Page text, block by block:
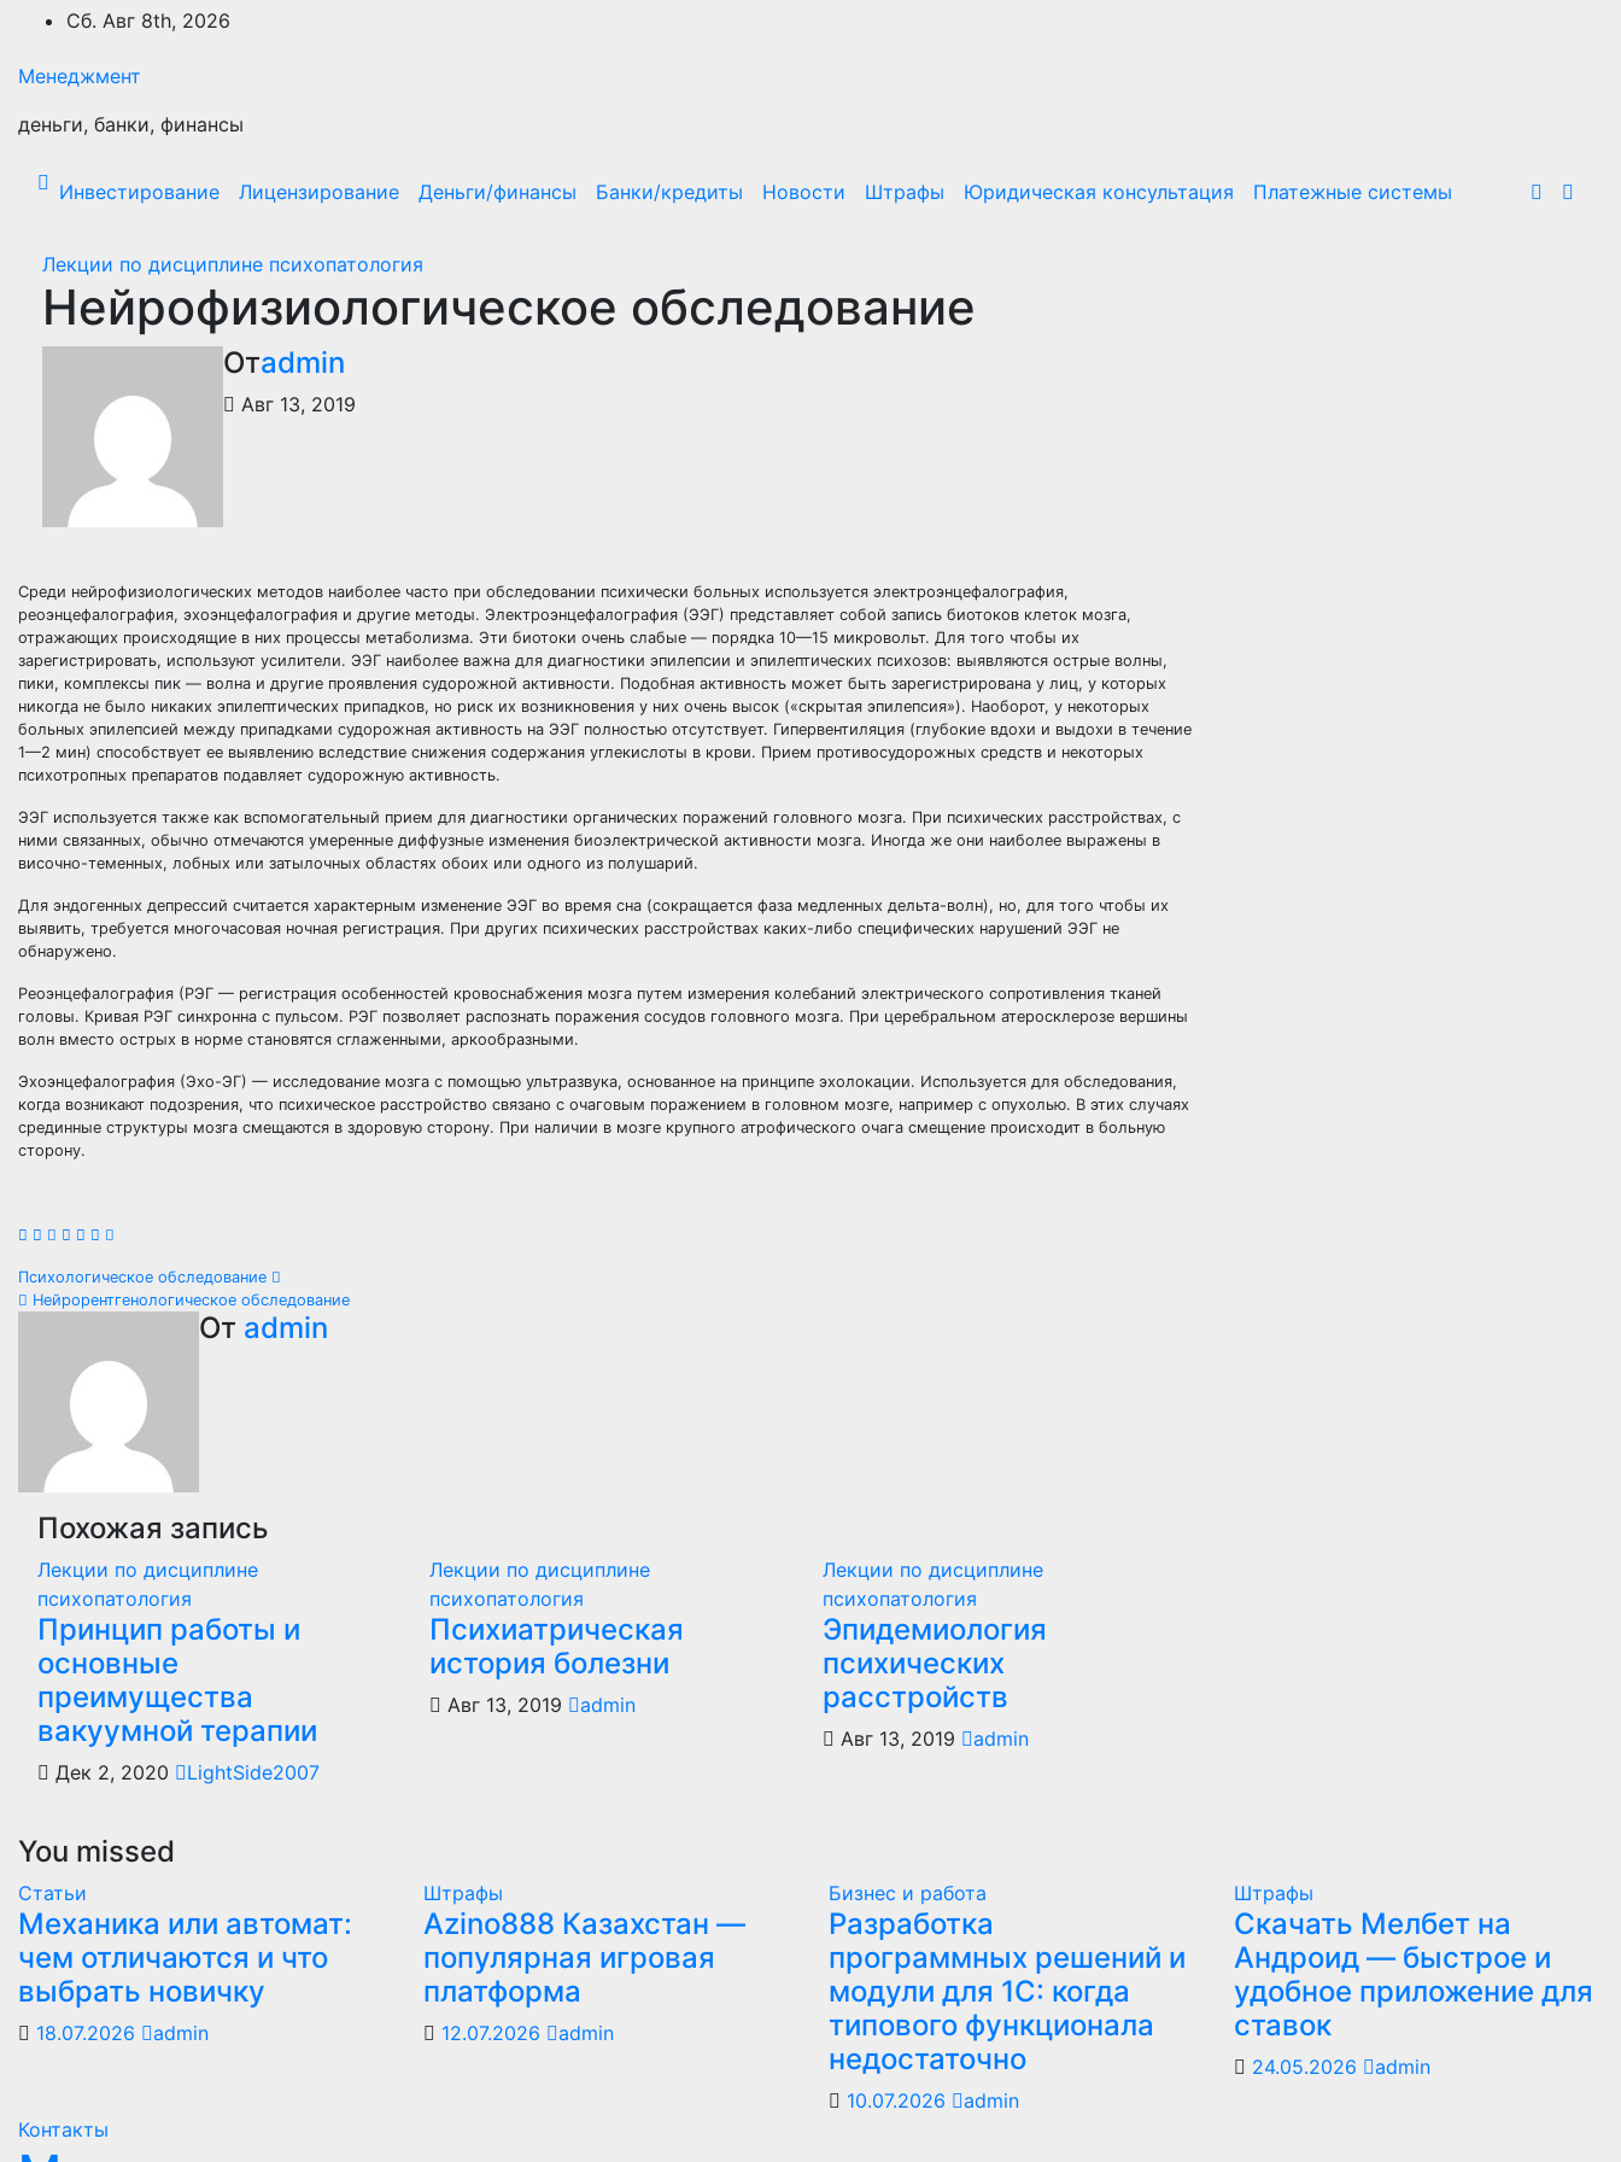
Перейти
содержимому
Сб. Авг 8th, 2026
Менеджмент
деньги, банки, финансы
Инвестирование Лицензирование Деньги/финансы Банки/кредиты Новости Штрафы Юридическая консультация Платежные системы
Лекции по дисциплине психопатология
Нейрофизиологическое обследование
Отadmin
Авг 13, 2019
Среди нейрофизиологических методов наиболее часто при обследовании психически больных используется электроэнцефалография,
реоэнцефалография, эхоэнцефалография и другие методы. Электроэнцефалография (ЭЭГ) представляет собой запись биотоков клеток мозга,
отражающих происходящие в них процессы метаболизма. Эти биотоки очень слабые — порядка 10—15 микровольт. Для того чтобы их
зарегистрировать, используют усилители. ЭЭГ наиболее важна для диагностики эпилепсии и эпилептических психозов: выявляются острые волны,
пики, комплексы пик — волна и другие проявления судорожной активности. Подобная активность может быть зарегистрирована у лиц, у которых
никогда не было никаких эпилептических припадков, но риск их возникновения у них очень высок («скрытая эпилепсия»). Наоборот, у некоторых
больных эпилепсией между припадками судорожная активность на ЭЭГ полностью отсутствует. Гипервентиляция (глубокие вдохи и выдохи в течение
1—2 мин) способствует ее выявлению вследствие снижения содержания углекислоты в крови. Прием противосудорожных средств и некоторых
психотропных препаратов подавляет судорожную активность.
ЭЭГ используется также как вспомогательный прием для диагностики органических поражений головного мозга. При психических расстройствах, с
ними связанных, обычно отмечаются умеренные диффузные изменения биоэлектрической активности мозга. Иногда же они наиболее выражены в
височно-теменных, лобных или затылочных областях обоих или одного из полушарий.
Для эндогенных депрессий считается характерным изменение ЭЭГ во время сна (сокращается фаза медленных дельта-волн), но, для того чтобы их
выявить, требуется многочасовая ночная регистрация. При других психических расстройствах каких-либо специфических нарушений ЭЭГ не
обнаружено.
Реоэнцефалография (РЭГ — регистрация особенностей кровоснабжения мозга путем измерения колебаний электрического сопротивления тканей
головы. Кривая РЭГ синхронна с пульсом. РЭГ позволяет распознать поражения сосудов головного мозга. При церебральном атеросклерозе вершины
волн вместо острых в норме становятся сглаженными, аркообразными.
Эхоэнцефалография (Эхо-ЭГ) — исследование мозга с помощью ультразвука, основанное на принципе эхолокации. Используется для обследования,
когда возникают подозрения, что психическое расстройство связано с очаговым поражением в головном мозге, например с опухолью. В этих случаях
срединные структуры мозга смещаются в здоровую сторону. При наличии в мозге крупного атрофического очага смещение происходит в больную
сторону.
Навигация
записям
Психологическое обследование
Нейрорентгенологическое обследование
От admin
Похожая запись
Лекции по дисциплине
психопатология
Принцип работы и
основные
преимущества
вакуумной терапии
Дек 2, 2020 LightSide2007
Лекции по дисциплине
психопатология
Психиатрическая
история болезни
Авг 13, 2019 admin
Лекции по дисциплине
психопатология
Эпидемиология
психических
расстройств
Авг 13, 2019 admin
You missed
Статьи
Механика или автомат:
чем отличаются и что
выбрать новичку
18.07.2026 admin
Штрафы
Azino888 Казахстан —
популярная игровая
платформа
12.07.2026 admin
Бизнес и работа
Разработка
программных решений и
модули для 1С: когда
типового функционала
недостаточно
10.07.2026 admin
Штрафы
Скачать Мелбет на
Андроид — быстрое и
удобное приложение для
ставок
24.05.2026 admin
Контакты